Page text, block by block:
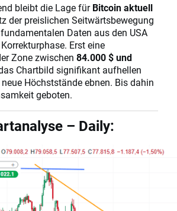
bleibt die Lage fürBitcoin aktuell
der preislichen Seitwärtsbewegung
Daten aus den USA
Erst eine
Zone zwischen 84.000 $ und
Chartbild signifikant aufhellen
Höchststände ebnen. Bis dahin
geboten.
– Daily: